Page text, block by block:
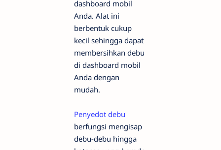
dashboard mobil
Anda. Alat ini
berbentuk cukup
kecil sehingga dapat
membersihkan debu
di dashboard mobil
Anda dengan
mudah.
Penyedot debu
berfungsi mengisap
debu-debu hingga